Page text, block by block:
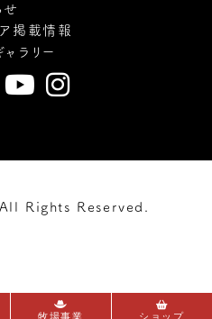
せ
ア掲載情報
ラリー
Rights Reserved.
牧場事業 ショップ